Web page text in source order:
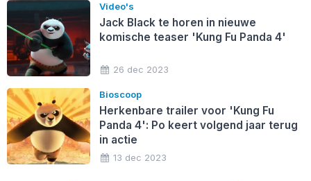
Video's
Jack Black te horen in nieuwe
komische teaser 'Kung Fu Panda 4'
26 dec 2023
Bioscoop
Herkenbare trailer voor 'Kung Fu
Panda 4': Po keert volgend jaar terug
in actie
13 dec 2023